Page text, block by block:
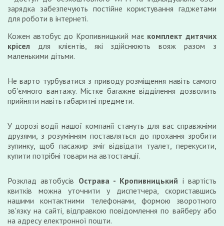
зарядка забезпечують постійне користування гаджетами
для роботи в інтернеті.
Кожен автобус до Кропивницький має комплект дитячих
крісел для клієнтів, які здійснюють вояж разом з
маленькими дітьми.
Не варто турбуватися з приводу розміщення навіть самого
об'ємного вантажу. Містке багажне відділення дозволить
прийняти навіть габаритні предмети.
У дорозі водії нашої компанії стануть для вас справжніми
друзями, з розумінням поставляться до прохання зробити
зупинку, щоб пасажир зміг відвідати туалет, перекусити,
купити потрібні товари на автостанції.
Розклад автобусів Острава - Кропивницький і вартість
квитків можна уточнити у диспетчера, скориставшись
нашими контактними телефонами, формою зворотного
зв'язку на сайті, відправкою повідомлення по вайберу або
на адресу електронної пошти.